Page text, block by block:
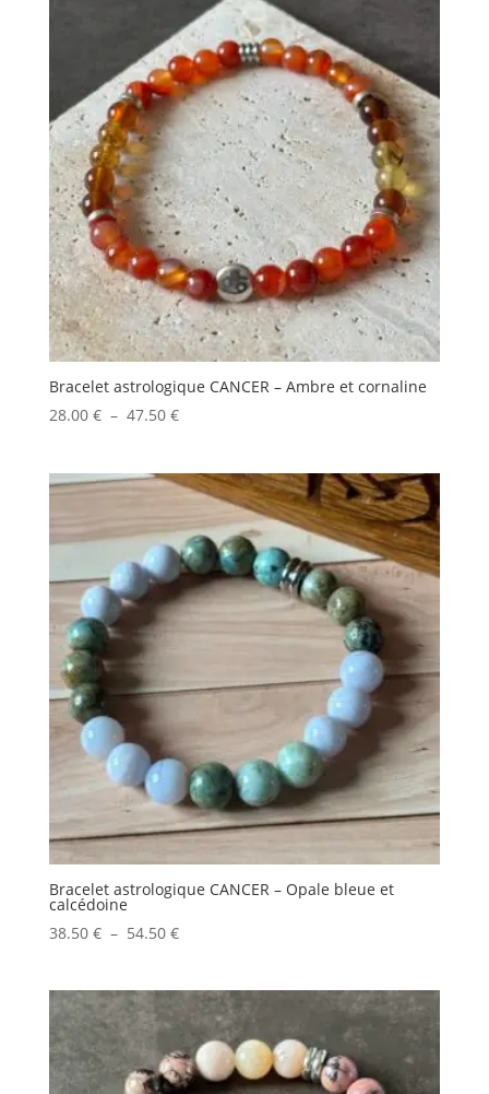
35.00 €
Bracelet astrologique CANCER – Ambre et cornaline
28.00 € – 47.50 €Plage
28.00 €
47.50 €
Bracelet astrologique CANCER – Opale bleue et
calcédoine
38.50 € – 54.50 €Plage
38.50 €
54.50 €